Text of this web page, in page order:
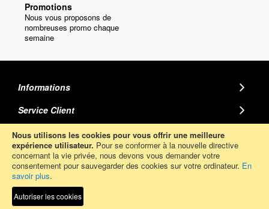
Nous utilisons les cookies pour vous offrir une meilleure
expérience utilisateur. Pour se conformer à la nouvelle directive
concernant la vie privée, nous devons vous demander votre
consentement pour sauvegarder des cookies sur votre ordinateur. En
savoir plus.
Autoriser les cookies
Promotions
Nous vous proposons de
nombreuses promo chaque
semaine
Informations
Service Client
MINIATURE AUTO
Abonnez-Vous